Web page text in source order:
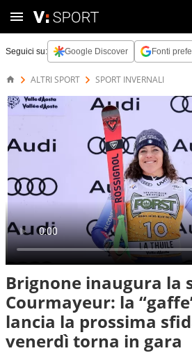
Seguici su: Google Discover Fonti
ALTRI SPORT SPORT INVERNALI
Brignone inaugura la
Courmayeur: la
lancia la prossima
venerdì torna in gara